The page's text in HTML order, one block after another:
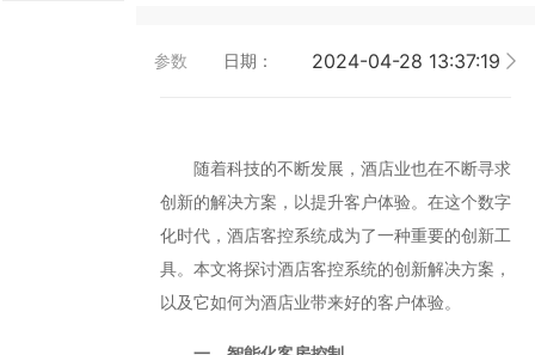
大板系列智能开关
精雕系列智能开关
70款的智能开关
参数 日期： 2024-04-28 13:37:19
随着科技的不断发展，酒店业也在不断寻求
创新的解决方案，以提升客户体验。在这个数字
化时代，酒店客控系统成为了一种重要的创新工
具。本文将探讨酒店客控系统的创新解决方案，
以及它如何为酒店业带来好的客户体验。